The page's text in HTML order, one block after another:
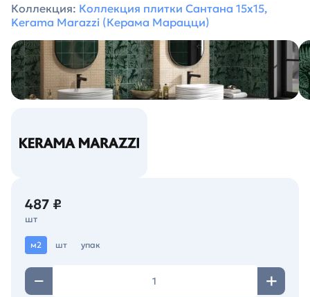
Коллекция: Коллекция плитки Сантана 15х15,
Kerama Marazzi (Керама Марацци)
487 ₽
шт
м2 шт упак